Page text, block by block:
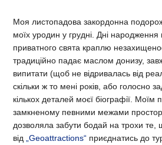
Моя листопадова закордонна
моїх уродин у грудні. Дні
приватного свята краплю
традиційно падає маслом донизу,
випитати (щоб не відривалась від
скільки ж то мені років, або голосно
кількох деталей моєї біографії. Моїм
замкненому певними межами
дозволяла забути бодай на трохи
від „Geoattractions“ приєднатись до